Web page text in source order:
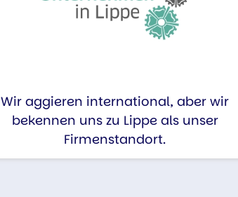
Wir aggieren international, aber wir
bekennen uns zu Lippe als unser
Firmenstandort.